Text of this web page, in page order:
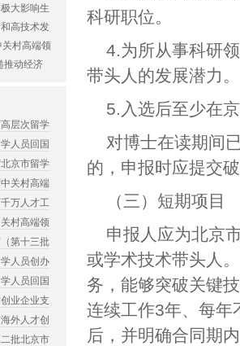
大影响生
高技术发
村高端领
推动经济
层次留学
人员回国
京市留学
关村高端
万人才工
村高端领
第十三批
人员创办
人员回国
业企业支
外人才创
批北京市
科研职位。
4.为所从事科研
带头人的发展潜力。
5.入选后至少在
对博士在读期间
的，申报时应提交
（三）短期项目
申报人应为北京
或学术技术带头人
务，能够突破关键
连续工作3年、每
后，并明确合同期